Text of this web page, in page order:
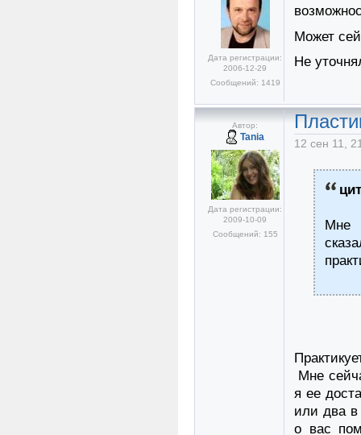
Дата регистрации:
2006-12-29
Сообщений: 1419
Может
Не
Автор:
Tania
Дата регистрации:
2009-10-09
Сообщений: 155
12 сен 11,
Мне
Мне
я ее
или два в
о вас